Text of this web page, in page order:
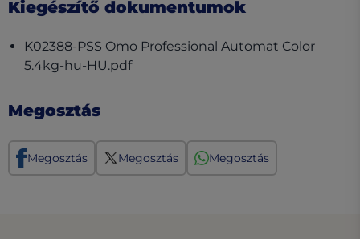
Kiegészítő dokumentumok
K02388-PSS Omo Professional Automat Color
5.4kg-hu-HU.pdf(opens in a new tab)
Megosztás
Megosztás Megosztás Megosztás